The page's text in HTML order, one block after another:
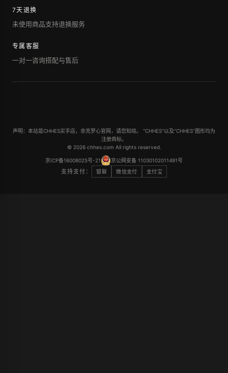
7天退换
未使用商品支持退换服务
专属客服
一对一咨询搭配与售后
声明：本站是CHHES买手店，非克罗心官网，请您知晓。 "CHHES"以及“CHHES”图形均为
注册商标。
© 2026 chhes.com All rights reserved.
京ICP备16008025号-21 京公网安备 11030102011491号
支持支付： 银联 微信支付 支付宝